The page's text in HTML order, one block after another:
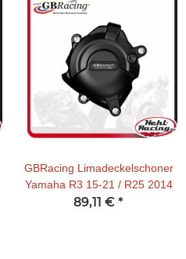
GBRacing Limadeckelschoner
Yamaha R3 15-21 / R25 2014
89,11 € *